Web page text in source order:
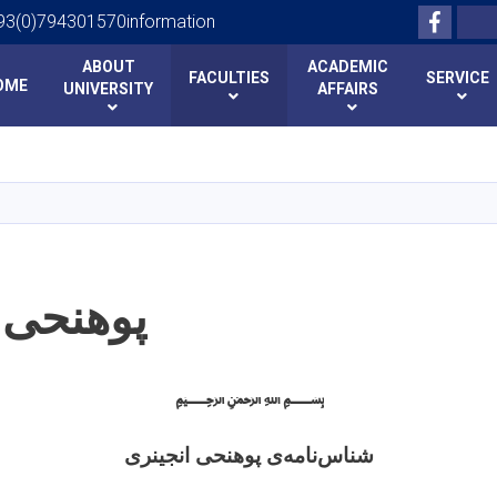
content
Search
ABOUT
UNIVERSITY
FACULTIES
ACADEMIC
AFFAIRS
SERVICE
﷽
شناسنامهی پوهنحی انجینری